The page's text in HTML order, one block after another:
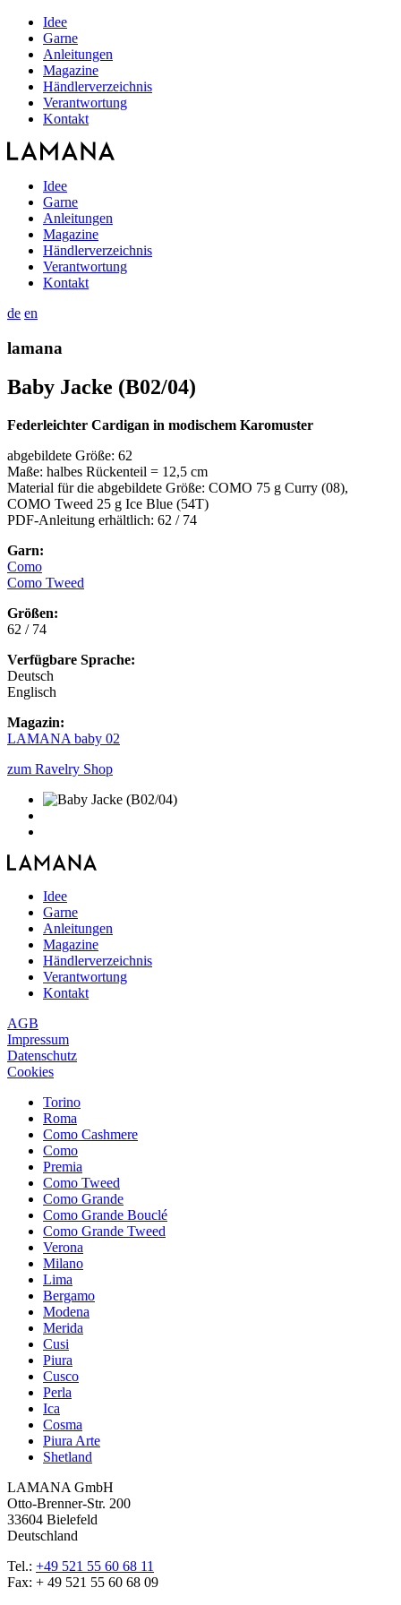
Idee
Garne
Anleitungen
Magazine
Händlerverzeichnis
Verantwortung
Kontakt
Idee
Garne
Anleitungen
Magazine
Händlerverzeichnis
Verantwortung
Kontakt
de en
lamana
Baby Jacke (B02/04)
Federleichter Cardigan in modischem Karomuster
abgebildete Größe: 62
Maße: halbes Rückenteil = 12,5 cm
Material für die abgebildete Größe: COMO 75 g Curry (08),
COMO Tweed 25 g Ice Blue (54T)
PDF-Anleitung erhältlich: 62 / 74
Garn:
Como
Como Tweed
Größen:
62 / 74
Verfügbare Sprache:
Deutsch
Englisch
Magazin:
LAMANA baby 02
zum Ravelry Shop
Idee
Garne
Anleitungen
Magazine
Händlerverzeichnis
Verantwortung
Kontakt
AGB
Impressum
Datenschutz
Cookies
Torino
Roma
Como Cashmere
Como
Premia
Como Tweed
Como Grande
Como Grande Bouclé
Como Grande Tweed
Verona
Milano
Lima
Bergamo
Modena
Merida
Cusi
Piura
Cusco
Perla
Ica
Cosma
Piura Arte
Shetland
LAMANA GmbH
Otto-Brenner-Str. 200
33604 Bielefeld
Deutschland
Tel.: +49 521 55 60 68 11
Fax: + 49 521 55 60 68 09